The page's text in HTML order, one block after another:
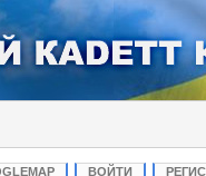
ВОЙТИ